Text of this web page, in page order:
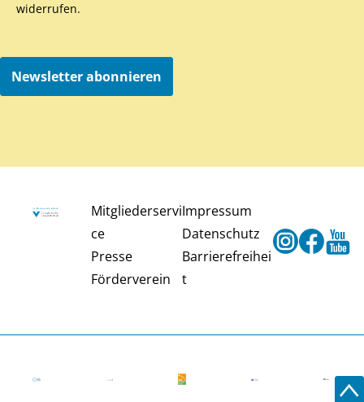
widerrufen.
Newsletter abonnieren
Mitgliederservi
ce
Presse
Förderverein
Impressum
Datenschutz
Barrierefreihei
t
Instagram